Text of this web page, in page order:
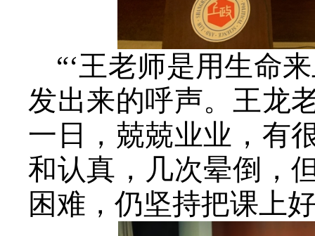
“‘王老师是用生命
发出来的呼声。王龙
一日，兢兢业业，有
和认真，几次晕倒，
困难，仍坚持把课上